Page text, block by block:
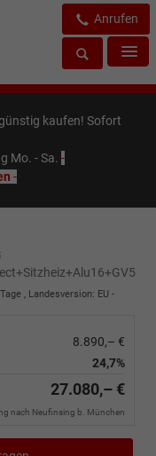
Anrufen
kaufen! Sofort
Mo. - Sa. -
-
, Landesversion: EU -
8.890,– €
24,7%
27.080,– €
nach Neufinsing b. München